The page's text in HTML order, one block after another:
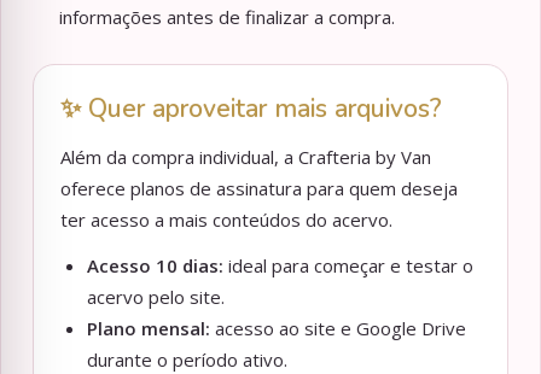
informações antes de finalizar a compra.
✨ Quer aproveitar mais arquivos?
Além da compra individual, a Crafteria by Van
oferece planos de assinatura para quem deseja
ter acesso a mais conteúdos do acervo.
Acesso 10 dias: ideal para começar e testar o
acervo pelo site.
Plano mensal: acesso ao site e Google Drive
durante o período ativo.